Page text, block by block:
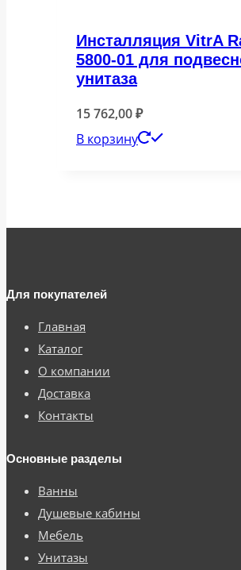
Инсталляция VitrA
5800-01 для
унитаза
15 762,00₽
В корзину
Для покупателей
Главная
Каталог
О компании
Доставка
Контакты
Основные разделы
Ванны
Душевые кабины
Мебель
Унитазы